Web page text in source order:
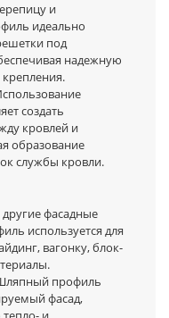
и
идеально
под
надежную
создать
кровлей и
образование
службы кровли.
фасадные
используется для
вагонку, блок-
профиль
фасад,